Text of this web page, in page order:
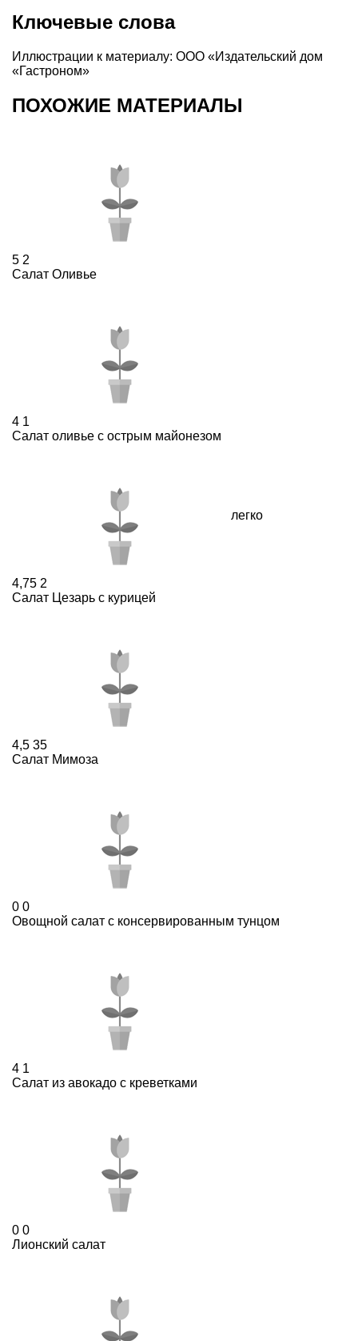
Ключевые слова
Иллюстрации к материалу: ООО «Издательский дом
«Гастроном»
ПОХОЖИЕ МАТЕРИАЛЫ
5 2
Салат Оливье
4 1
Салат оливье c острым майонезом
легко
4,75 2
Салат Цезарь с курицей
4,5 35
Салат Мимоза
0 0
Овощной салат с консервированным тунцом
4 1
Салат из авокадо с креветками
0 0
Лионский салат